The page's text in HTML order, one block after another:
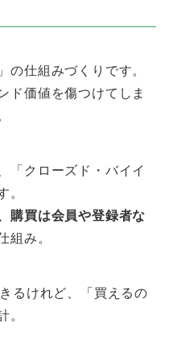
の仕組みづくりです。
ド価値を傷つけてしま
「クローズド・バイイ
。
購買は会員や登録者な
組み。
るけれど、「買えるの
。